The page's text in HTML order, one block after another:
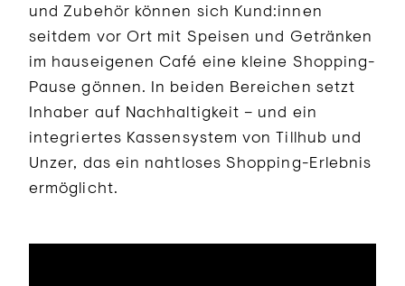
und Zubehör können sich Kund:innen
seitdem vor Ort mit Speisen und Getränken
im hauseigenen Café eine kleine Shopping-
Pause gönnen. In beiden Bereichen setzt
Inhaber auf Nachhaltigkeit – und ein
integriertes Kassensystem von Tillhub und
Unzer, das ein nahtloses Shopping-Erlebnis
ermöglicht.